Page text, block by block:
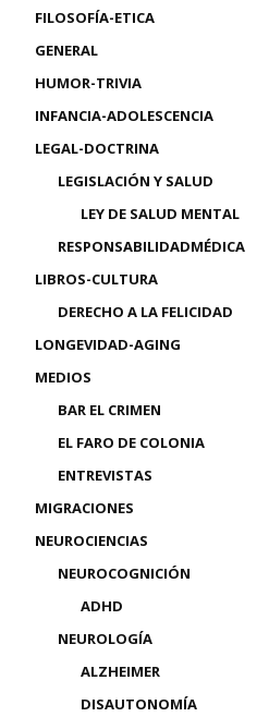
FILOSOFÍA-ETICA
GENERAL
HUMOR-TRIVIA
INFANCIA-ADOLESCENCIA
LEGAL-DOCTRINA
LEGISLACIÓN Y SALUD
LEY DE SALUD MENTAL
RESPONSABILIDADMÉDICA
LIBROS-CULTURA
DERECHO A LA FELICIDAD
LONGEVIDAD-AGING
MEDIOS
BAR EL CRIMEN
EL FARO DE COLONIA
ENTREVISTAS
MIGRACIONES
NEUROCIENCIAS
NEUROCOGNICIÓN
ADHD
NEUROLOGÍA
ALZHEIMER
DISAUTONOMÍA